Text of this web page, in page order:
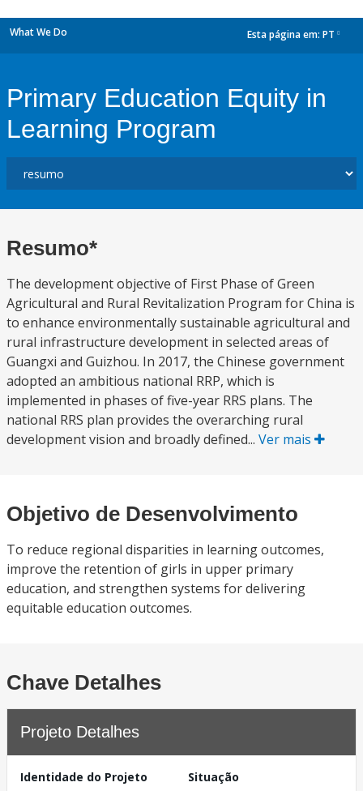
What We Do Esta página em: PT
Primary Education Equity in
Learning Program
Resumo*
The development objective of First Phase of Green
Agricultural and Rural Revitalization Program for China is
to enhance environmentally sustainable agricultural and
rural infrastructure development in selected areas of
Guangxi and Guizhou. In 2017, the Chinese government
adopted an ambitious national RRP, which is
implemented in phases of five-year RRS plans. The
national RRS plan provides the overarching rural
development vision and broadly defined... Ver mais
Objetivo de Desenvolvimento
To reduce regional disparities in learning outcomes,
improve the retention of girls in upper primary
education, and strengthen systems for delivering
equitable education outcomes.
Chave Detalhes
Projeto Detalhes
Identidade do Projeto
Situação